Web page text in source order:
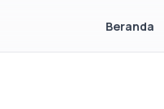
Beranda